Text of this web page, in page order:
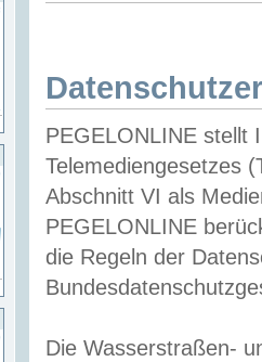
PEGELONLINE stellt
Telemediengesetzes
Abschnitt VI als
PEGELONLINE
die Regeln der
Die Wasserstraßen-